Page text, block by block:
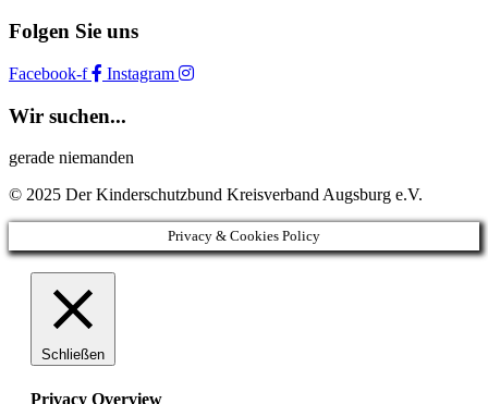
Folgen Sie uns
Facebook-f Instagram
Wir suchen...
gerade niemanden
© 2025 Der Kinderschutzbund Kreisverband Augsburg e.V.
Privacy & Cookies Policy
Schließen
Privacy Overview